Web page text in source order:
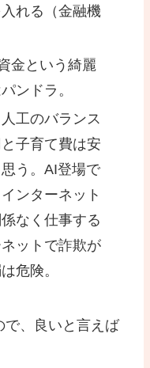
れる（金融機
金という綺麗
ンドラ。
工のバランス
子育て費は安
う。AI登場で
ンターネット
なく仕事する
ットで詐欺が
危険。
で、良いと言えば